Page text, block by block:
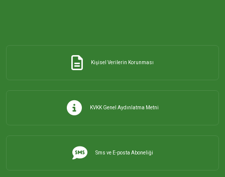
HACI YUSUF MAHALLESİ
İHSANİYE MAHALLESİ
Kişisel Verilerin Korunması
KVKK Genel Aydınlatma Metni
Sms ve E-posta Aboneliği